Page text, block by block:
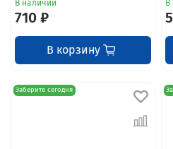
В наличии
710 ₽
В корзину
В
Заберите сегодня